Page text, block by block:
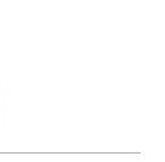
of